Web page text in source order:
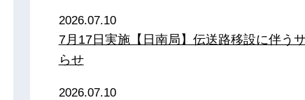
2026.07.10
7月17日実施【日南局】伝送路移設に伴う
らせ
2026.07.10